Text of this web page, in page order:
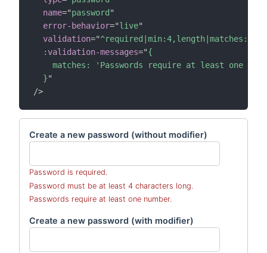
name="password "
error-behavior="live"
validation="^required|min:4,length|matches:/
:validation-messages="{
matches: 'Passwords require at least one
  }
"
/>
Create a new password (without modifier)
Password is required.
Password must be at least 4 characters long.
Passwords require at least one number.
Create a new password (with modifier)